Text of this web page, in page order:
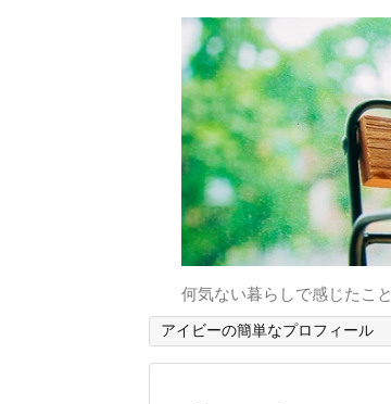
何気ない暮らしで感じたこと
アイビーの簡単なプロフィール